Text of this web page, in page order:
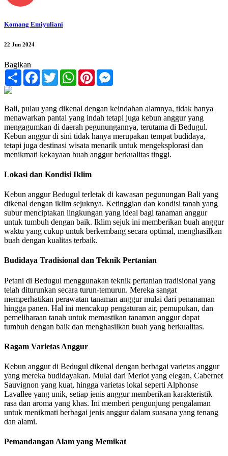
Komang Emiyuliani
22 Jun 2024
Bagikan
Share FacebookTwitterWhatsApp
Pinterest
Bali, pulau yang dikenal dengan keindahan alamnya, tidak hanya
menawarkan pantai yang indah tetapi juga kebun anggur yang
mengagumkan di daerah pegunungannya, terutama di Bedugul.
Kebun anggur di sini tidak hanya merupakan tempat budidaya,
tetapi juga destinasi wisata menarik untuk mengeksplorasi dan
menikmati kekayaan buah anggur berkualitas tinggi.
Lokasi dan Kondisi Iklim
Kebun anggur Bedugul terletak di kawasan pegunungan Bali yang
dikenal dengan iklim sejuknya. Ketinggian dan kondisi tanah yang
subur menciptakan lingkungan yang ideal bagi tanaman anggur
untuk tumbuh dengan baik. Iklim sejuk ini memberikan buah anggur
waktu yang cukup untuk berkembang secara optimal, menghasilkan
buah dengan kualitas terbaik.
Budidaya Tradisional dan Teknik Pertanian
Petani di Bedugul menggunakan teknik pertanian tradisional yang
telah diturunkan secara turun-temurun. Mereka sangat
memperhatikan perawatan tanaman anggur mulai dari penanaman
hingga panen. Hal ini mencakup pengaturan air, pemupukan, dan
pemeliharaan tanah untuk memastikan tanaman anggur dapat
tumbuh dengan baik dan menghasilkan buah yang berkualitas.
Ragam Varietas Anggur
Kebun anggur di Bedugul dikenal dengan berbagai varietas anggur
yang mereka budidayakan. Mulai dari Merlot yang elegan, Cabernet
Sauvignon yang kuat, hingga varietas lokal seperti Alphonse
Lavallee yang unik, setiap jenis anggur memberikan karakteristik
rasa dan aroma yang khas. Ini memberi pengunjung pengalaman
untuk menikmati berbagai jenis anggur dalam suasana yang tenang
dan alami.
Pemandangan Alam yang Memikat